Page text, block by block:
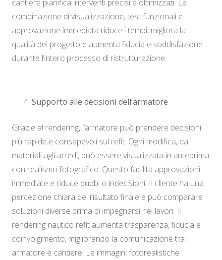
cantiere pianifica interventi precisi e ottimizzati. La
combinazione di visualizzazione, test funzionali e
approvazione immediata riduce i tempi, migliora la
qualità del progetto e aumenta fiducia e soddisfazione
durante l’intero processo di ristrutturazione.
Supporto alle decisioni dell’armatore
Grazie al rendering, l’armatore può prendere decisioni
più rapide e consapevoli sul refit. Ogni modifica, dai
materiali agli arredi, può essere visualizzata in anteprima
con realismo fotografico. Questo facilita approvazioni
immediate e riduce dubbi o indecisioni. Il cliente ha una
percezione chiara del risultato finale e può comparare
soluzioni diverse prima di impegnarsi nei lavori. Il
rendering nautico refit aumenta trasparenza, fiducia e
coinvolgimento, migliorando la comunicazione tra
armatore e cantiere. Le immagini fotorealistiche